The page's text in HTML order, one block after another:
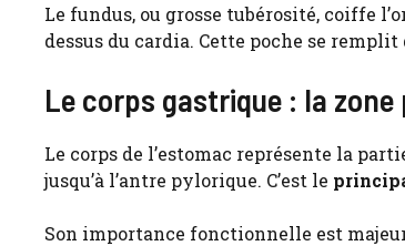
Le fundus, ou grosse tubérosité, coiffe
dessus du cardia. Cette poche se
Le corps gastrique : la
Le corps de l’estomac représente la
jusqu’à l’antre pylorique. C’est le
Son importance fonctionnelle est